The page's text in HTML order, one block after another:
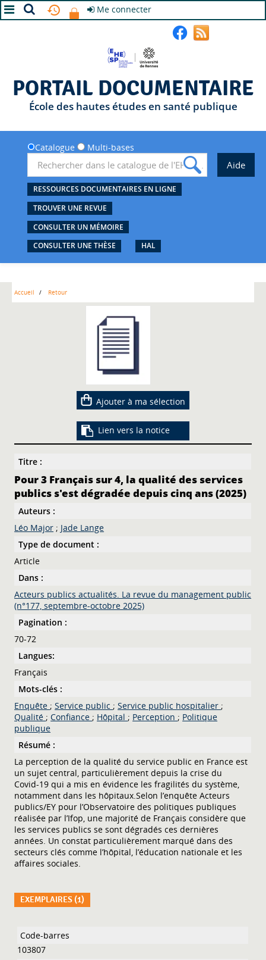
Me connecter
PORTAIL DOCUMENTAIRE
École des hautes études en santé publique
Catalogue Multi-bases
RESSOURCES DOCUMENTAIRES EN LIGNE
TROUVER UNE REVUE
CONSULTER UN MÉMOIRE
CONSULTER UNE THÈSE
HAL
Accueil Retour
Ajouter à ma sélection
Lien vers la notice
Titre :
Pour 3 Français sur 4, la qualité des services
publics s'est dégradée depuis cinq ans (2025)
Auteurs :
Léo Major ; Jade Lange
Type de document :
Article
Dans :
Acteurs publics actualités. La revue du management public
(n°177, septembre-octobre 2025)
Pagination :
70-72
Langues:
Français
Mots-clés :
Enquête ; Service public ; Service public hospitalier ;
Qualité ; Confiance ; Hôpital ; Perception ; Politique
publique
Résumé :
La perception de la qualité du service public en France est
un sujet central, particulièrement depuis la crise du
Covid‑19 qui a mis en évidence les fragilités du système,
notamment dans les hôpitaux.Selon l’enquête Acteurs
publics/EY pour l’Observatoire des politiques publiques
réalisée par l’Ifop, une majorité de Français considère que
les services publics se sont dégradés ces dernières
années. Un constat particulièrement marqué dans des
secteurs clés comme l’hôpital, l’éducation nationale et les
affaires sociales.
EXEMPLAIRES (1)
Liste des exemplaires
103807